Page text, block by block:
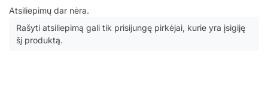
Atsiliepimų dar nėra.
Rašyti atsiliepimą gali tik prisijungę pirkėjai, kurie yra įsigiję
šį produktą.